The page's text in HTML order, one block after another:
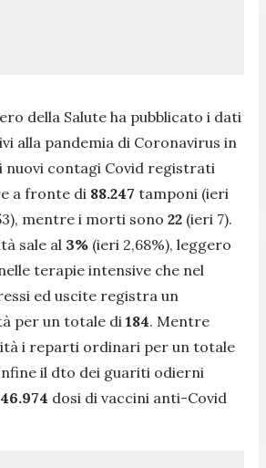
della Salute ha pubblicato i dati
alla pandemia di Coronavirus in
i nuovi contagi Covid registrati
a fronte di 88.247 tamponi (ieri
mentre i morti sono 22 (ieri 7).
sale al 3% (ieri 2,68%), leggero
terapie intensive che nel
ed uscite registra un
per un totale di 184. Mentre
i reparti ordinari per un totale
il dto dei guariti odierni
dosi di vaccini anti-Covid